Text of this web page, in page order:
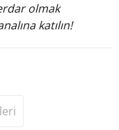
olmak
katılın!